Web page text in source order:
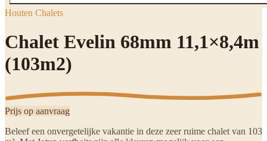
Houten Chalets
Chalet Evelin 68mm 11,1×8,4m
(103m2)
Prijs op aanvraag
Beleef een onvergetelijke vakantie in deze zeer ruime chalet van 103